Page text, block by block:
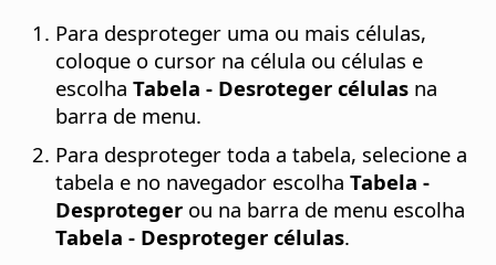
Para desproteger uma ou mais células,
coloque o cursor na célula ou células e
escolha Tabela - Desroteger células na
barra de menu.
Para desproteger toda a tabela, selecione a
tabela e no navegador escolha Tabela -
Desproteger ou na barra de menu escolha
Tabela - Desproteger células.